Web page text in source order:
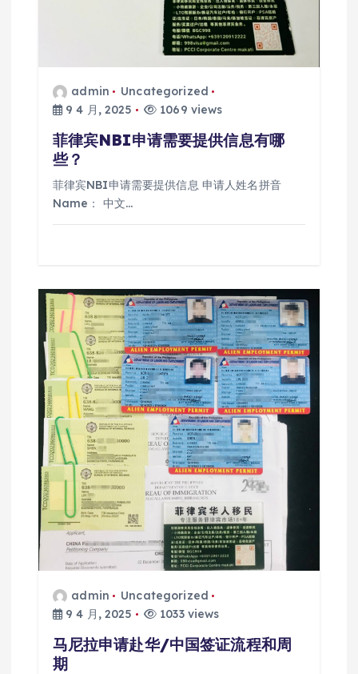
admin
Uncategorized
9 4 月, 2025
1069 views
菲律宾NBI申请需要提供信息有哪
些？
菲律宾NBI申请需要提供信息 申请人姓名拼音
Name： 中文…
admin
Uncategorized
9 4 月, 2025
1033 views
马尼拉申请赴华/中国签证流程和周
期